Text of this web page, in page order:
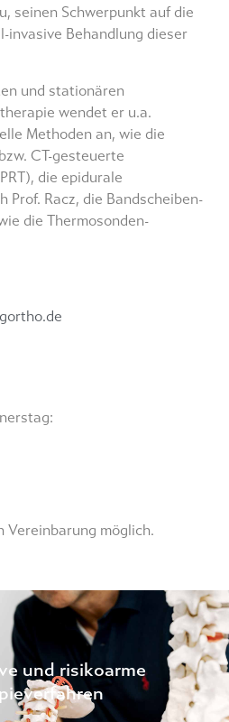
Vereinbarung möglich.
seinen Schwerpunkt auf die
invasive Behandlung dieser
und stationären
wendet er u.a.
Methoden an, wie die
CT-gesteuerte
die epidurale
Prof. Racz, die Bandscheiben-
die Thermosonden-
und risikoarme